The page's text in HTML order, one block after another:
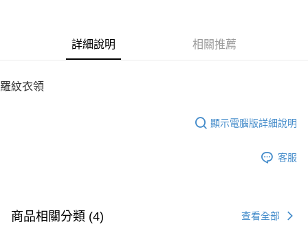
詳細說明 相關推薦
羅紋衣領
顯示電腦版詳細說明
客服
商品相關分類 (4) 查看全部